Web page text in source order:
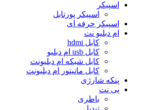
اسپیکر
اسپیکر پورتابل
اسپیکر حرفه ای
ام دبلیو نت
کابل hdmi
کابل usb ام دبلیو
کابل شبکه ام دبلیونت
کابل مانیتور ام دبلیونت
پنکه شارژی
پی نت
باطری
تبدیل